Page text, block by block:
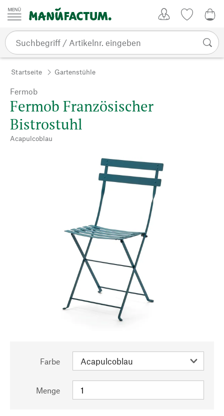
Zum Inhalt springen
Startseite Gartenstühle
Fermob
Fermob Französischer
Bistrostuhl
Acapulcoblau
Farbe
Menge